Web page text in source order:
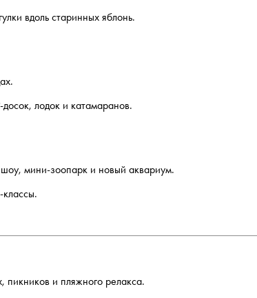
вдоль старинных яблонь.
лодок и катамаранов.
мини-зоопарк и новый аквариум.
пикников и пляжного релакса.